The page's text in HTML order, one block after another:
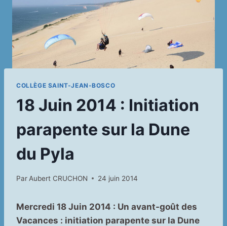
COLLÈGE SAINT-JEAN-BOSCO
18 Juin 2014 : Initiation
parapente sur la Dune
du Pyla
Par Aubert CRUCHON 24 juin 2014
Mercredi 18 Juin 2014 : Un avant-goût des
Vacances : initiation parapente sur la Dune